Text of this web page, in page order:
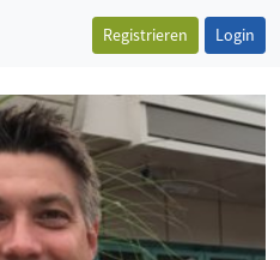
Registrieren Login